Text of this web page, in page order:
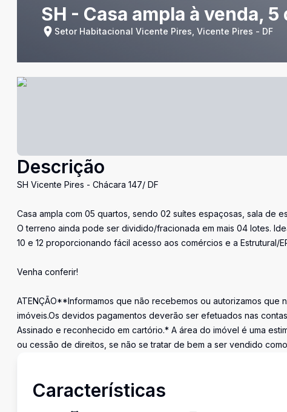
SH - Casa ampla à venda,
Setor Habitacional Vicente Pires, Vicente Pires - DF
Descrição
SH Vicente Pires - Chácara 147/ DF
Casa ampla com 05 quartos, sendo 02 suítes espaçosas, sala de
O terreno ainda pode ser dividido/fracionada em mais 04 lotes.
10 e 12 proporcionando fácil acesso aos comércios e a Estrutural/
Venha conferir!
ATENÇÃO**Informamos que não recebemos ou autorizamos
imóveis.Os devidos pagamentos deverão ser efetuados nas
Assinado e reconhecido em cartório.* A área do imóvel é uma
ou cessão de direitos, se não se tratar de bem a ser vendido
Características